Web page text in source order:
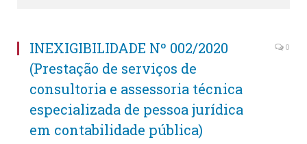
INEXIGIBILIDADE Nº 002/2020
(Prestação de serviços de
consultoria e assessoria técnica
especializada de pessoa jurídica
em contabilidade pública)
0